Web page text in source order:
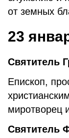
от земных
23
Святитель
Епископ,
миротворец
Святитель